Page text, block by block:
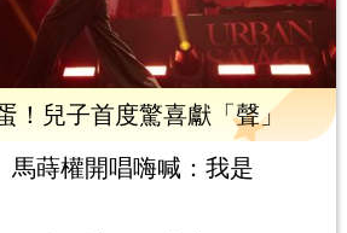
！兒子首度驚喜獻「聲」
蒔權開唱嗨喊：我是